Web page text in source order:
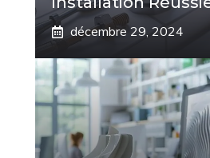
décembre 29, 2024